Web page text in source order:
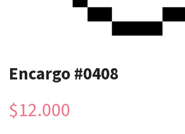
Encargo #0408
$12.000